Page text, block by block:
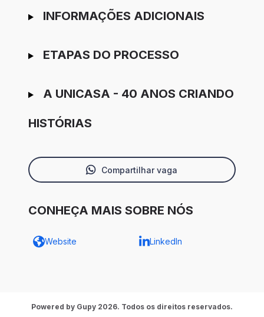
INFORMAÇÕES ADICIONAIS
ETAPAS DO PROCESSO
A UNICASA - 40 ANOS CRIANDO
HISTÓRIAS
Compartilhar vaga
CONHEÇA MAIS SOBRE NÓS
Website LinkedIn
Powered by Gupy 2026. Todos os direitos reservados.